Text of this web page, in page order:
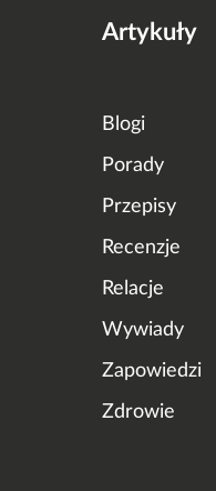
Artykuły
Blogi
Porady
Przepisy
Recenzje
Relacje
Wywiady
Zapowiedzi
Zdrowie